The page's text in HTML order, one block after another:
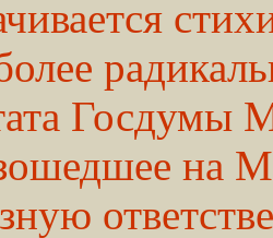
Госдумы
на